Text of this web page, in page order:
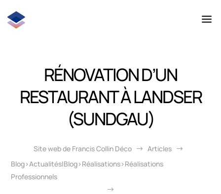
RÉNOVATION D’UN
RESTAURANT À LANDSER
(SUNDGAU)
Site web de Francis Collin Déco $ Articles $
Blog>Actualités|Blog>Réalisations>Réalisations
Professionnels
$